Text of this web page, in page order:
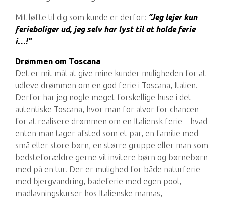
Mit løfte til dig som kunde er derfor: ”Jeg lejer kun
ferieboliger ud, jeg selv har lyst til at holde ferie
i…!”
Drømmen om Toscana
Det er mit mål at give mine kunder muligheden for at
udleve drømmen om en god ferie i Toscana, Italien.
Derfor har jeg nogle meget forskellige huse i det
autentiske Toscana, hvor man for alvor for chancen
for at realisere drømmen om en Italiensk ferie – hvad
enten man tager afsted som et par, en familie med
små eller store børn, en større gruppe eller man som
bedsteforældre gerne vil invitere børn og børnebørn
med på en tur. Der er mulighed for både naturferie
med bjergvandring, badeferie med egen pool,
madlavningskurser hos Italienske mamas,